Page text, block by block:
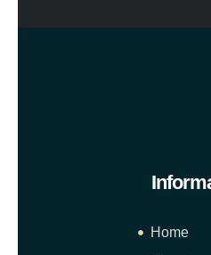
Home